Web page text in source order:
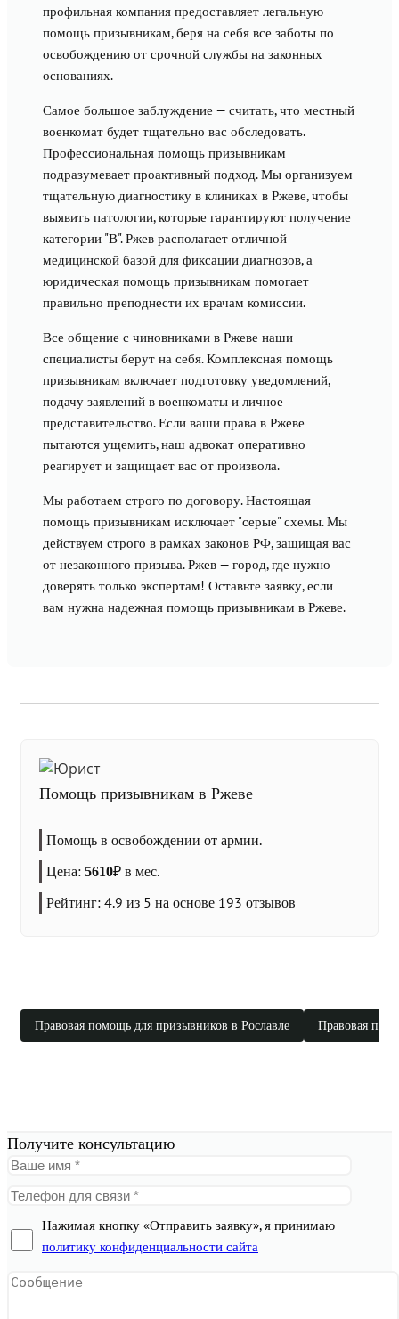
профильная компания предоставляет легальную
помощь призывникам, беря на себя все заботы по
освобождению от срочной службы на законных
основаниях.
Самое большое заблуждение — считать, что местный
военкомат будет тщательно вас обследовать.
Профессиональная помощь призывникам
подразумевает проактивный подход. Мы организуем
тщательную диагностику в клиниках в Ржеве, чтобы
выявить патологии, которые гарантируют получение
категории "В". Ржев располагает отличной
медицинской базой для фиксации диагнозов, а
юридическая помощь призывникам помогает
правильно преподнести их врачам комиссии.
Все общение с чиновниками в Ржеве наши
специалисты берут на себя. Комплексная помощь
призывникам включает подготовку уведомлений,
подачу заявлений в военкоматы и личное
представительство. Если ваши права в Ржеве
пытаются ущемить, наш адвокат оперативно
реагирует и защищает вас от произвола.
Мы работаем строго по договору. Настоящая
помощь призывникам исключает "серые" схемы. Мы
действуем строго в рамках законов РФ, защищая вас
от незаконного призыва. Ржев — город, где нужно
доверять только экспертам! Оставьте заявку, если
вам нужна надежная помощь призывникам в Ржеве.
Помощь призывникам в Ржеве
Помощь в освобождении от армии.
Цена: 5610₽ в мес.
Рейтинг: 4.9 из 5 на основе 193 отзывов
Правовая помощь для призывников в Рославле Правовая
Получите консультацию
Нажимая кнопку «Отправить заявку», я принимаю
политику конфиденциальности сайта